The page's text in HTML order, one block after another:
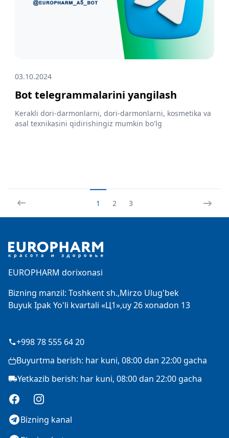
03.10.2024
Bot telegrammalarini yangilash
Kerakli dori-darmonlarni, dori-darmonlarni, kosmetika va
asal texnikasini qidirishingiz mumkin bo'lg
1 2 3
EUROPHARM dorixonasi
Bizning manzil: Toshkent sh.,Mirzo Ulug'bek
Buyuk Ipak Yo'li kvartali «Ц1»,uy 26 xonadon 13
+998 78 555 64 20
Buyurtma berish: har kuni, 08:00 dan 22:00 gacha
Yetkazib berish: har kuni, 08:00 dan 22:00 gacha
FacebookInstagram
Bizning kanal